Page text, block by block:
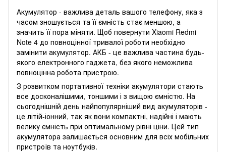
Акумулятор - важлива деталь вашого телефону, яка з
часом зношується та її ємність стає меншою, а
значить її пора міняти. Щоб повернути Xiaomi Redmi
Note 4 до повноцінної тривалої роботи необхідно
замінити акумулятор. АКБ - це важлива частина будь-
якого електронного гаджета, без якого неможлива
повноцінна робота пристрою.
З розвитком портативної техніки акумулятори стають
все досконалішими, тоншими і з вищою ємністю. На
сьогоднішній день найпопулярніший вид акумуляторів -
це літій-іонний, так як вони компактні, надійні і мають
велику ємність при оптимальному рівні ціни. Цей тип
акумулятора залишається основним для всіх мобільних
пристроїв та ноутбуків.